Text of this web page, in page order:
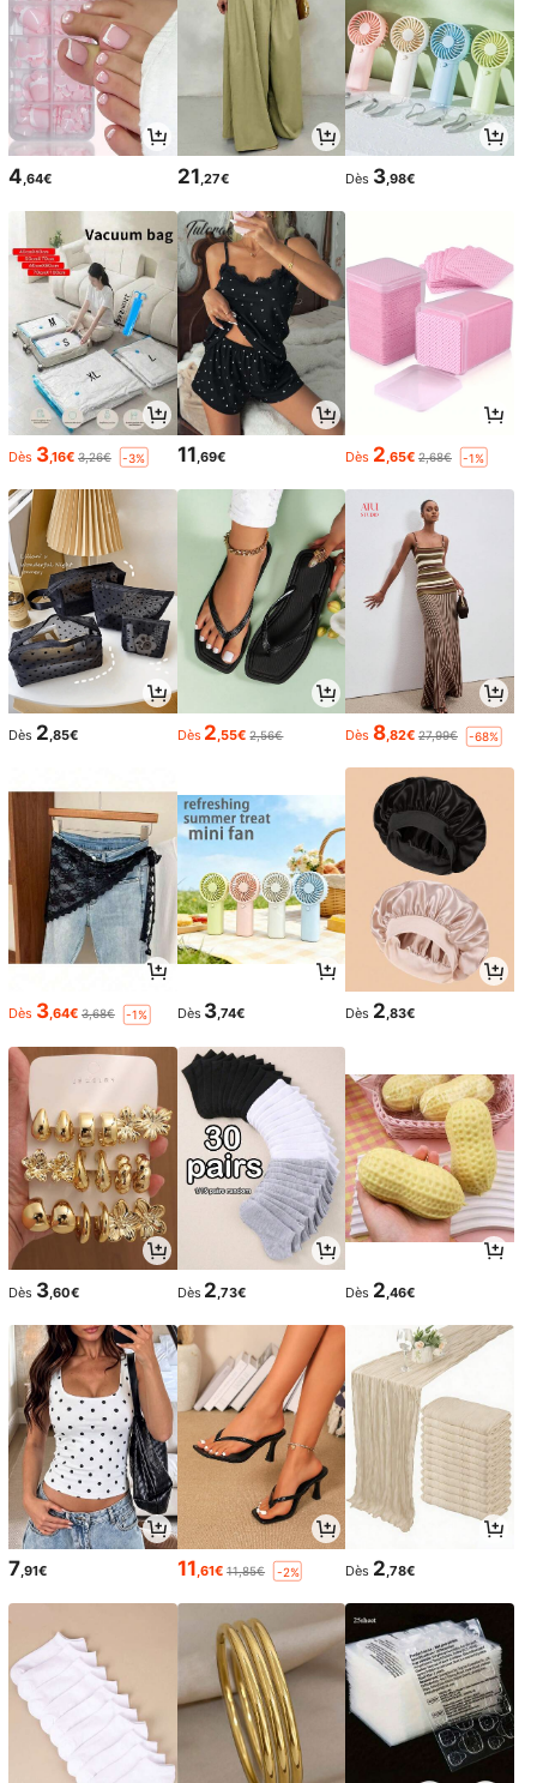
4 ,64€ 21 ,27€ Dès 3,98€
Dès 3,16€ 3,26€ -3% 11,69€ Dès 2,65€ 2,68€ -1%
Dès 2,85€ Dès 2,55€ 2,56€ Dès 8,82€ 27,99€ -68%
Dès 3,64€ 3,68€ -1% Dès 3,74€ Dès 2,83€
Dès 3,60€ Dès 2 ,73€ Dès 2 ,46€
7,91€ 11,61€ 11,85€ -2% Dès 2,78€